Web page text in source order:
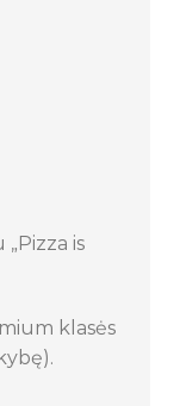
is cheaper than
is
klasės